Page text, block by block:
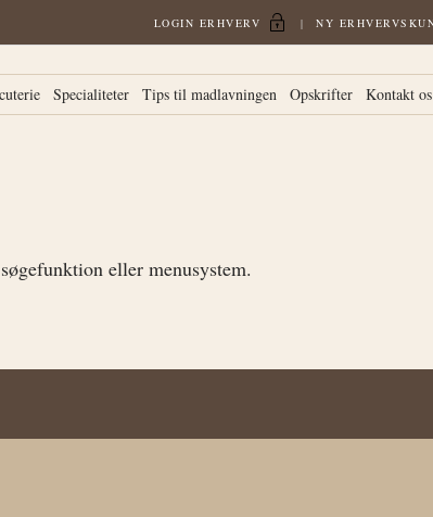
LOGIN ERHVERV NY
Specialiteter Tips til madlavningen Opskrifter Kontakt os
eller menusystem.